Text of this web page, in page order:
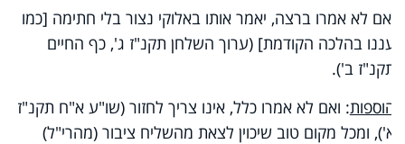
ואם לא אמרו ברצה, יאמר אותו באלוקי נצור בלי חתימה [כמו
עננו בהלכה הקודמת] (ערוך השלחן תקנ"ז ג', כף החיים
תקנ"ז ב').
הוספות: ואם לא אמרו כלל, אינו צריך לחזור (שו"ע א"ח תקנ"ז
א'), ומכל מקום טוב שיכוין לצאת מהשליח ציבור (מהרי"ל)